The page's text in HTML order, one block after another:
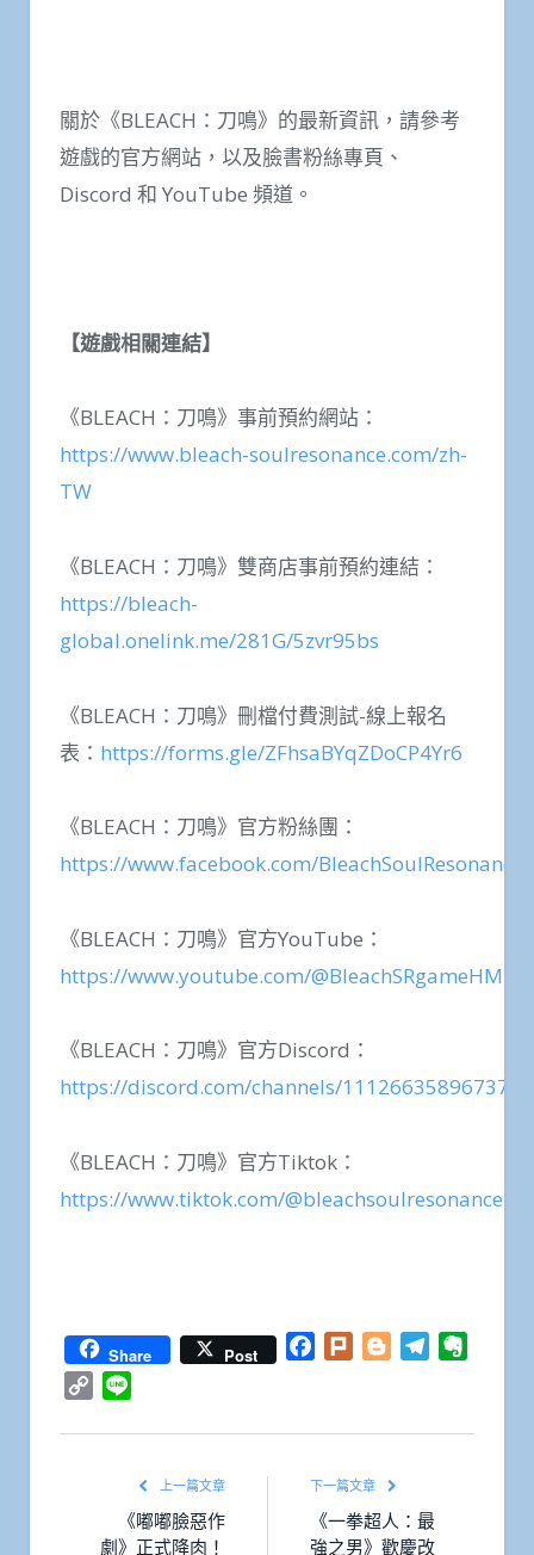
關於《BLEACH：刀鳴》的最新資訊，請參考
遊戲的官方網站，以及臉書粉絲專頁、
Discord 和 YouTube 頻道。
【遊戲相關連結】
《BLEACH：刀鳴》事前預約網站：
https://www.bleach-soulresonance.com/zh-
TW
《BLEACH：刀鳴》雙商店事前預約連結：
https://bleach-
global.onelink.me/281G/5zvr95bs
《BLEACH：刀鳴》刪檔付費測試-線上報名
表： https://forms.gle/ZFhsaBYqZDoCP4Yr6
《BLEACH：刀鳴》官方粉絲團：
https://www.facebook.com/
《BLEACH：刀鳴》官方YouTube：
https://www.youtube.com/@BleachSRgameHMT
《BLEACH：刀鳴》官方Discord：
https://discord.com/channels/
《BLEACH：刀鳴》官方Tiktok：
https://www.tiktok.com/
Share Post Facebook
Plurk BloggerTelegram
Copy
上一篇文章
《嘟嘟臉惡作
劇》正式降肉！
下一篇文章
《一拳超人：最
強之男》歡慶改